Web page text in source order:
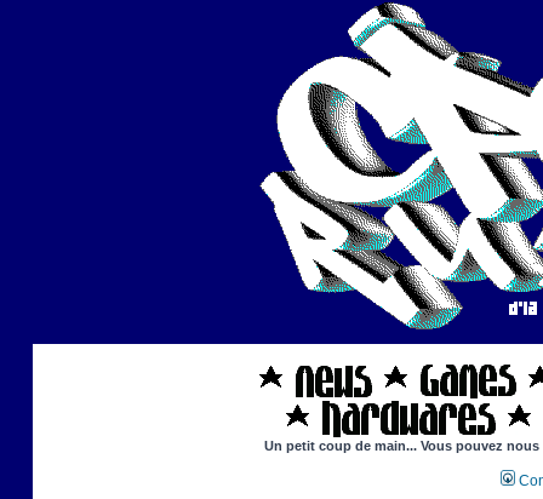
Un petit coup de main... Vous pouvez